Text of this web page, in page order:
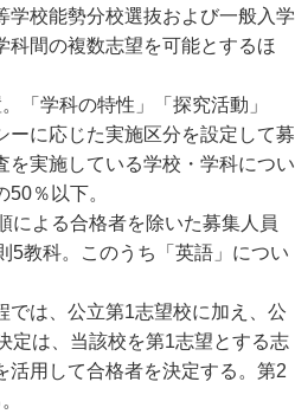
学校能勢分校選抜および一般入学
間の複数志望を可能とするほ
「学科の特性」「探究活動」
ーに応じた実施区分を設定して募
実施している学校・学科につい
％以下。
よる合格者を除いた募集人員
5教科。このうち「英語」につい
は、公立第1志望校に加え、公
定は、当該校を第1志望とする志
活用して合格者を決定する。第2